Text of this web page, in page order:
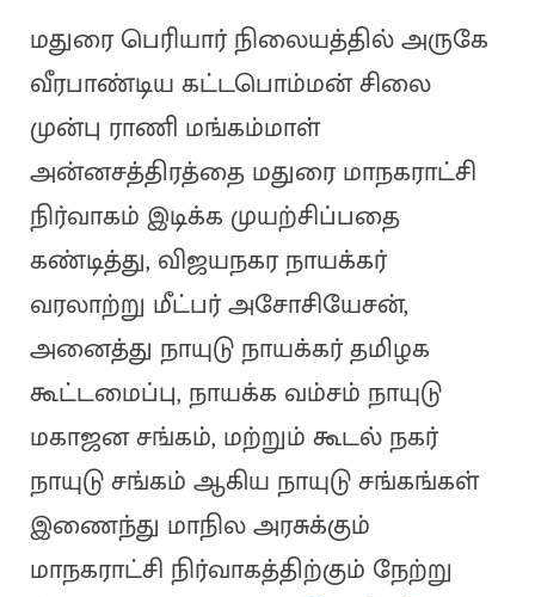
மதுரை பெரியார் நிலையத்தில் அருகே
வீரபாண்டிய கட்டபொம்மன் சிலை
முன்பு ராணி மங்கம்மாள்
அன்னசத்திரத்தை மதுரை மாநகராட்சி
நிர்வாகம் இடிக்க முயற்சிப்பதை
கண்டித்து, விஜயநகர நாயக்கர்
வரலாற்று மீட்பர் அசோசியேசன்,
அனைத்து நாயுடு நாயக்கர் தமிழக
கூட்டமைப்பு, நாயக்க வம்சம் நாயுடு
மகாஜன சங்கம், மற்றும் கூடல் நகர்
நாயுடு சங்கம் ஆகிய நாயுடு சங்கங்கள்
இணைந்து மாநில அரசுக்கும்
மாநகராட்சி நிர்வாகத்திற்கும் நேற்று